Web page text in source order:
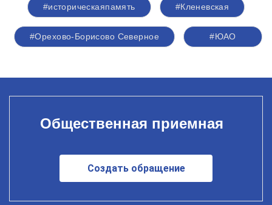
#историческаяпамять #Кленевская
#Орехово-Борисово Северное #ЮАО
Общественная приемная
Создать обращение